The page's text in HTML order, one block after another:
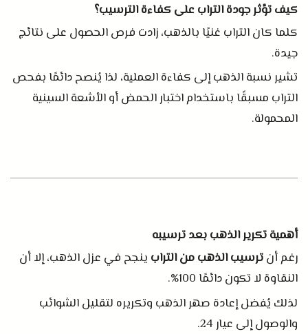
كيف تؤثر جودة التراب على كفاءة الترسيب؟
كلما كان التراب غنيًا بالذهب، زادت فرص الحصول على نتائج
جيدة.
تشير نسبة الذهب إلى كفاءة العملية، لذا يُنصح دائمًا بفحص
التراب مسبقًا باستخدام اختبار الحمض أو الأشعة السينية
المحمولة.
أهمية تكرير الذهب بعد ترسيبه
رغم أنترسيب الذهب من التراب ينجح في عزل الذهب، إلا أن
النقاوة لا تكون دائمًا 100%.
لذلك يُفضل إعادة صهر الذهب وتكريره لتقليل الشوائب
والوصول إلى عيار24.